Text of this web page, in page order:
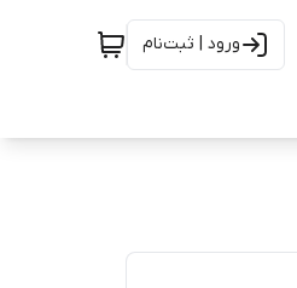
ورود | ثبت‌نام